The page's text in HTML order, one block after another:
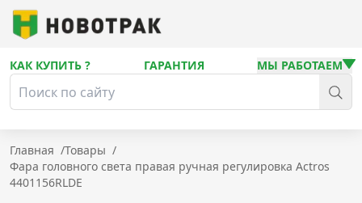
КАК КУПИТЬ ? ГАРАНТИЯ МЫ РАБОТАЕМ
Главная /Товары /
Фара головного света правая ручная регулировка Actros
4401156RLDE